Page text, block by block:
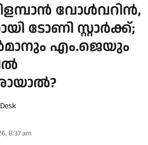
വോൾവറിൻ,
ടോണി സ്റ്റാർക്ക്;
എം.ജെയും
8:37 am